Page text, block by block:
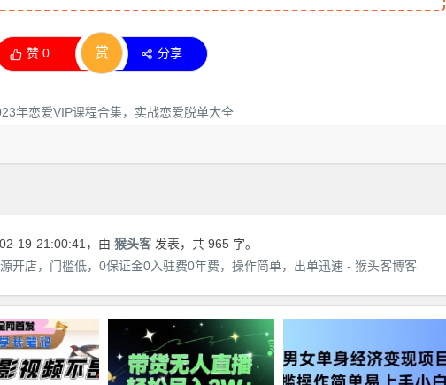
赞0 赏 分享
19 21:00:41 ，由 猴头客 发表，共 965 字。
开店，门槛低，0保证金0入驻费0年费，操作简单，出单迅速 - 猴头客博客